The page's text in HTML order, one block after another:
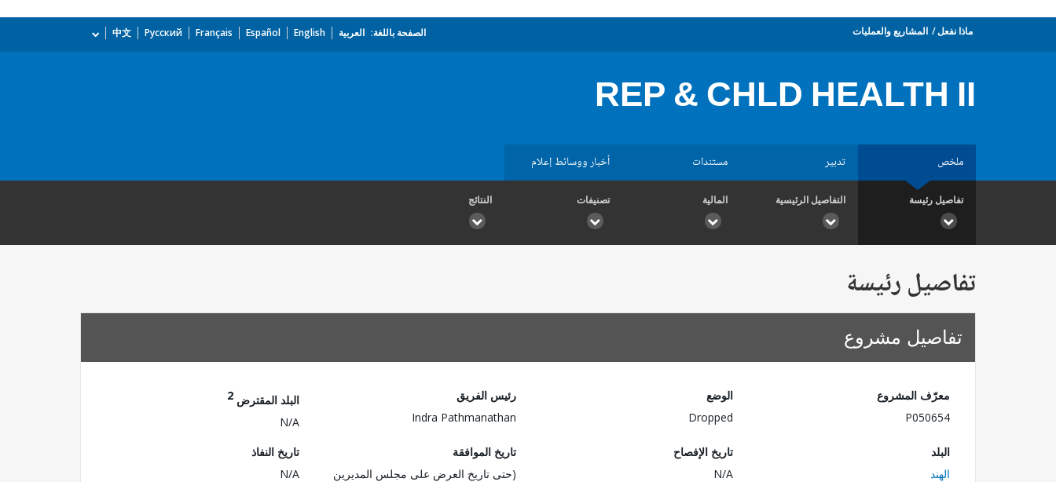
ماذا نفعل المشاريع والعمليات الصفحة باللغة: العربية English
Español
Français
Русский
中文
REP & CHLD HEALTH II
ملخص تدبير مستندات أخبار ووسائط إعلام
تفاصيل رئيسة التفاصيل الرئيسية المالية تصنيفات النتائج
تفاصيل رئيسة
تفاصيل مشروع
معرّف المشروع
P050654
الوضع
Dropped
رئيس الفريق
Indra Pathmanathan
البلد المقترض 2
N/A
البلد
الهند
تاريخ الإفصاح
N/A
تاريخ الموافقة
(حتى تاريخ العرض على مجلس المديرين
تاريخ النفاذ
N/A